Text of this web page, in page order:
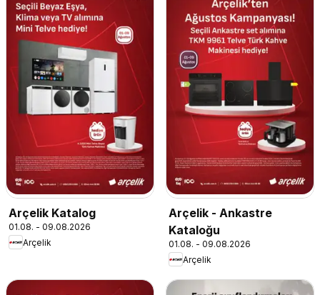
Arçelik Katalog
01.08. - 09.08.2026
Arçelik
Arçelik - Ankastre
Kataloğu
01.08. - 09.08.2026
Arçelik